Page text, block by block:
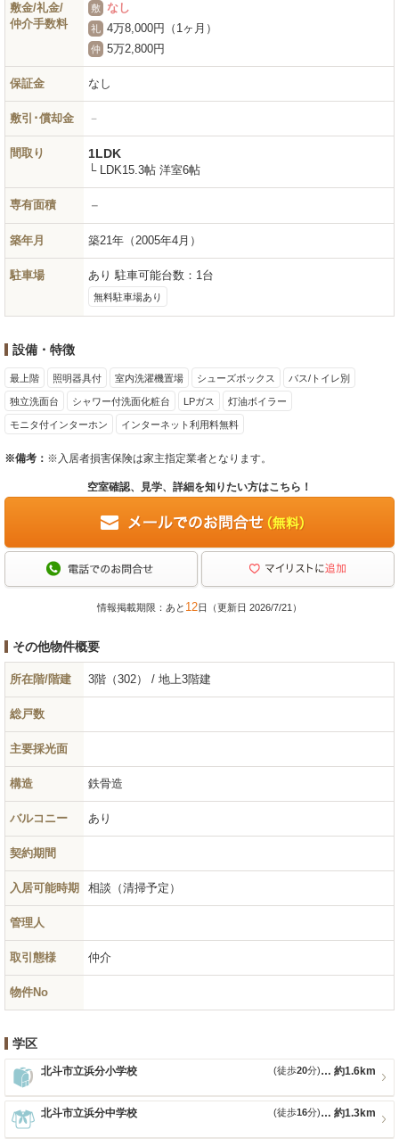
敷金/礼金/
仲介手数料
敷 なし
礼 4万8,000円（1ヶ月）
仲 5万2,800円
保証金 なし
敷引･償却金 －
間取り 1LDK
└ LDK15.3帖 洋室6帖
専有面積 －
築年月 築21年 （2005年4月）
駐車場 あり 駐車可能台数：1台
無料駐車場あり
設備・特徴
最上階 照明器具付 室内洗濯機置場 シューズボックス バス/トイレ別
独立洗面台 シャワー付洗面化粧台 LPガス 灯油ボイラー
モニタ付インターホン インターネット利用料無料
※備考： ※入居者損害保険は家主指定業者となります。
空室確認、見学、詳細を知りたい方はこちら！
情報掲載期限：あと 12日（更新日 2026/7/21）
その他物件概要
所在階/階建 3階（302） / 地上3階建
総戸数
主要採光面
構造 鉄骨造
バルコニー あり
契約期間
入居可能時期 相談（清掃予定）
管理人
取引態様 仲介
物件No
学区
北斗市立浜分小学校 約1.6km
(徒歩20分)
北斗市立浜分中学校 約1.3km
(徒歩16分)